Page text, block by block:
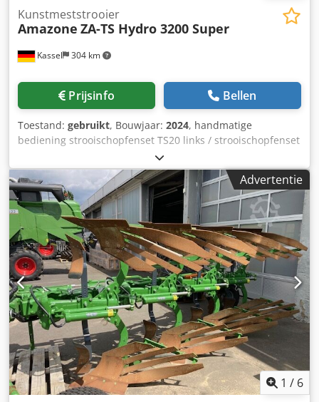
Kassel 304 km
Kunstmeststrooier
Amazone ZA-TS Hydro 3200 Super
Prijsinfo Bellen
Toestand: gebruikt, Bouwjaar: 2024, handmatige
bediening strooischopfenset TS20 links / strooischopfenset
TS20 rechts, hydraulische aandrijving links met AutoTS en
FlowControl ProfiSPro, hydraulische aandrijving rechts met
AutoTS en FlowControl ProfiSPro, hoofdschijf links met
AutoTS / hoofdschijf rechts Csdotrdzwspfx Aptsha
Advertentie
1 / 6